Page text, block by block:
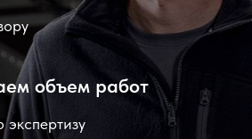
объем работ